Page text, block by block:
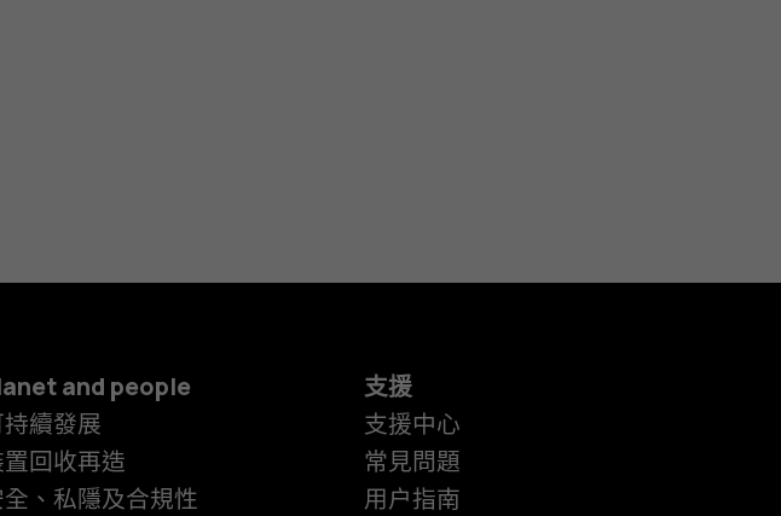
and people
續發展
回收再造
、私隱及合規性
支援
支援中心
常見問題
用户指南